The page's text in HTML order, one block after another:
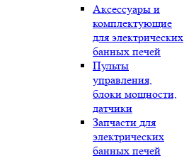
Аксессуары и
комплектующие
для электрических
банных печей
Пульты
управления,
блоки мощности,
датчики
Запчасти для
электрических
банных печей